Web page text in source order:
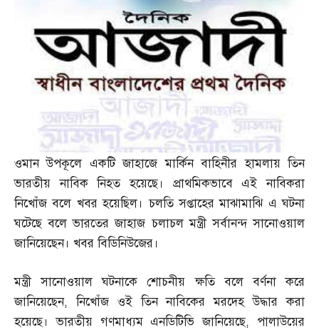
ওমান উপকূলে একটি জাহাজে মার্কিন বাহিনীর হামলায় তিন
ভারতীয় নাবিক নিহত হয়েছে। প্রাথমিকভাবে এই নাবিকরা
নিখোঁজ বলে খবর হয়েছিল। চলতি সপ্তাহের মাঝামাঝি এ ঘটনা
ঘটেছে বলে ভারতের জাহাজ চলাচল মন্ত্রী সর্বানন্দ সানোওয়াল
জানিয়েছেন। খবর বিডিনিউজের।
মন্ত্রী সানোওয়াল ঘটনাকে শোচনীয় ক্ষতি বলে বর্ণনা করে
জানিয়েছেন,নিখোঁজ ওই তিন নাবিকের মরদেহ উদ্ধার করা
হয়েছে। ভারতীয় গণমাধ্যম এনডিটিভি জানিয়েছে, পালাউয়ের